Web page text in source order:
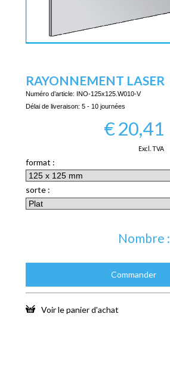
RAYONNEMENT LASER
Numéro d’article:
INO-125x125.W010-V
Délai de liveraison: 5 - 10 journées
€20,41
Excl. TVA
format :
sorte :
Nombre :
Commander
Voir le panier d'achat